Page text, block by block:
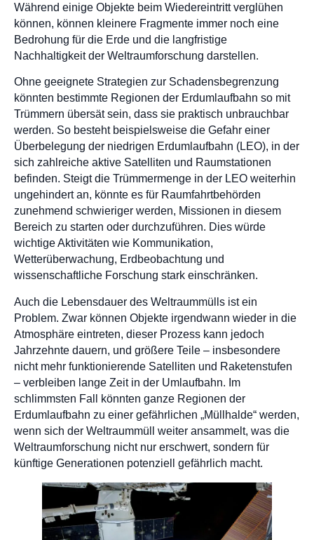
Während einige Objekte beim Wiedereintritt verglühen
können, können kleinere Fragmente immer noch eine
Bedrohung für die Erde und die langfristige
Nachhaltigkeit der Weltraumforschung darstellen.
Ohne geeignete Strategien zur Schadensbegrenzung
könnten bestimmte Regionen der Erdumlaufbahn so mit
Trümmern übersät sein, dass sie praktisch unbrauchbar
werden. So besteht beispielsweise die Gefahr einer
Überbelegung der niedrigen Erdumlaufbahn (LEO), in der
sich zahlreiche aktive Satelliten und Raumstationen
befinden. Steigt die Trümmermenge in der LEO weiterhin
ungehindert an, könnte es für Raumfahrtbehörden
zunehmend schwieriger werden, Missionen in diesem
Bereich zu starten oder durchzuführen. Dies würde
wichtige Aktivitäten wie Kommunikation,
Wetterüberwachung, Erdbeobachtung und
wissenschaftliche Forschung stark einschränken.
Auch die Lebensdauer des Weltraummülls ist ein
Problem. Zwar können Objekte irgendwann wieder in die
Atmosphäre eintreten, dieser Prozess kann jedoch
Jahrzehnte dauern, und größere Teile – insbesondere
nicht mehr funktionierende Satelliten und Raketenstufen
– verbleiben lange Zeit in der Umlaufbahn. Im
schlimmsten Fall könnten ganze Regionen der
Erdumlaufbahn zu einer gefährlichen „Müllhalde“ werden,
wenn sich der Weltraummüll weiter ansammelt, was die
Weltraumforschung nicht nur erschwert, sondern für
künftige Generationen potenziell gefährlich macht.